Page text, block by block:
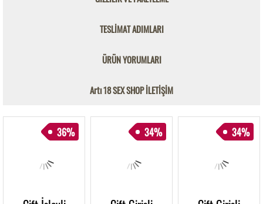
TESLİMAT ADIMLARI
ÜRÜN YORUMLARI
Artı 18 SEX SHOP İLETİŞİM
36% 34% 34%